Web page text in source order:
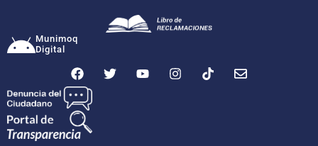
Munimoq
Digital